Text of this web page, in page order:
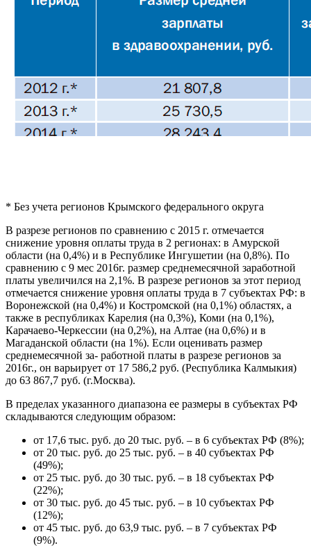
* Без учета регионов Крымского федерального округа
В разрезе регионов по сравнению с 2015 г. отмечается
снижение уровня оплаты труда в 2 регионах: в Амурской
области (на 0,4%) и в Республике Ингушетии (на 0,8%). По
сравнению с 9 мес 2016г. размер среднемесячной заработной
платы увеличился на 2,1%. В разрезе регионов за этот период
отмечается снижение уровня оплаты труда в 7 субъектах РФ: в
Воронежской (на 0,4%) и Костромской (на 0,1%) областях, а
также в республиках Карелия (на 0,3%), Коми (на 0,1%),
Карачаево-Черкессии (на 0,2%), на Алтае (на 0,6%) и в
Магаданской области (на 1%). Если оценивать размер
среднемесячной за- работной платы в разрезе регионов за
2016г., он варьирует от 17 586,2 руб. (Республика Калмыкия)
до 63 867,7 руб. (г.Москва).
В пределах указанного диапазона ее размеры в субъектах РФ
складываются следующим образом:
от 17,6 тыс. руб. до 20 тыс. руб. – в 6 субъектах РФ (8%);
от 20 тыс. руб. до 25 тыс. руб. – в 40 субъектах РФ
(49%);
от 25 тыс. руб. до 30 тыс. руб. – в 18 субъектах РФ
(22%);
от 30 тыс. руб. до 45 тыс. руб. – в 10 субъектах РФ
(12%);
от 45 тыс. руб. до 63,9 тыс. руб. – в 7 субъектах РФ
(9%).